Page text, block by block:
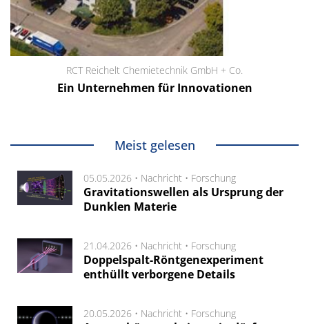
RCT Reichelt Chemietechnik GmbH + Co.
Ein Unternehmen für Innovationen
Meist gelesen
05.05.2026 • Nachricht • Forschung
Gravitationswellen als Ursprung der
Dunklen Materie
21.04.2026 • Nachricht • Forschung
Doppelspalt-Röntgenexperiment
enthüllt verborgene Details
20.05.2026 • Nachricht • Forschung